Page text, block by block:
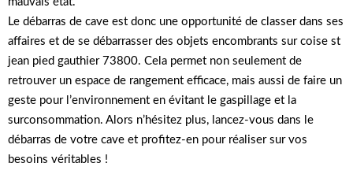
Le débarras de cave est donc une opportunité de classer dans ses
affaires et de se débarrasser des objets encombrants sur coise st
jean pied gauthier 73800. Cela permet non seulement de
retrouver un espace de rangement efficace, mais aussi de faire un
geste pour l’environnement en évitant le gaspillage et la
surconsommation. Alors n’hésitez plus, lancez-vous dans le
débarras de votre cave et profitez-en pour réaliser sur vos
besoins véritables !